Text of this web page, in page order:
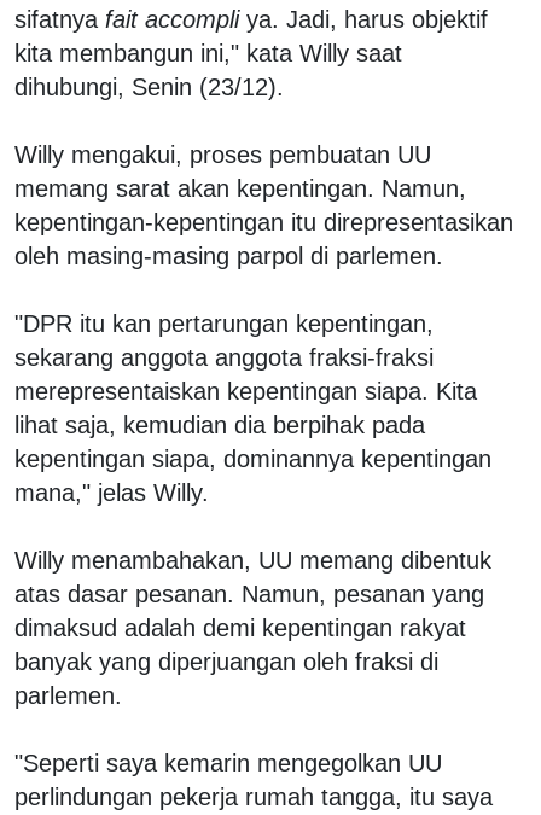
sifatnya fait accompliya. Jadi, harus objektif
kita membangun ini," kata Willy saat
dihubungi, Senin (23/12).
Willy mengakui, proses pembuatan UU
memang sarat akan kepentingan. Namun,
kepentingan-kepentingan itu direpresentasikan
oleh masing-masing parpol di parlemen.
"DPR itu kan pertarungan kepentingan,
sekarang anggota anggota fraksi-fraksi
merepresentaiskan kepentingan siapa. Kita
lihat saja, kemudian dia berpihak pada
kepentingan siapa, dominannya kepentingan
mana," jelas Willy.
Willy menambahakan, UU memang dibentuk
atas dasar pesanan. Namun, pesanan yang
dimaksud adalah demi kepentingan rakyat
banyak yang diperjuangan oleh fraksi di
parlemen.
"Seperti saya kemarin mengegolkan UU
perlindungan pekerja rumah tangga, itu saya